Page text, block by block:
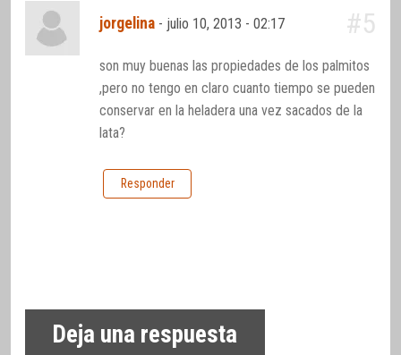
jorgelina - julio 10, 2013 - 02:17 #5
son muy buenas las propiedades de los palmitos
,pero no tengo en claro cuanto tiempo se pueden
conservar en la heladera una vez sacados de la
lata?
Responder
Deja una respuesta